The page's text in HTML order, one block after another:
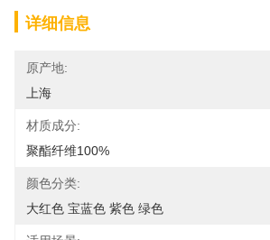
详细信息
原产地:
上海
材质成分:
聚酯纤维100%
颜色分类:
大红色 宝蓝色 紫色 绿色